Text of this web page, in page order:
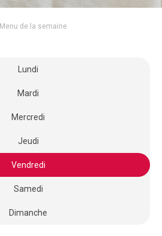
Menu de la semaine
Lundi
Mardi
Mercredi
Jeudi
Vendredi
Samedi
Dimanche